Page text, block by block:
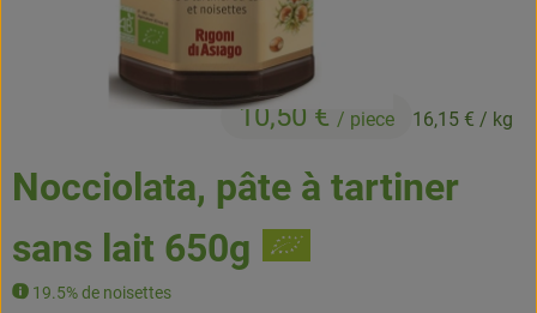
C'est nous
Nocciolata, pâte à tartiner
sans lait 650g
19.5% de noisettes
10,50 € / piece 16,15 € / kg